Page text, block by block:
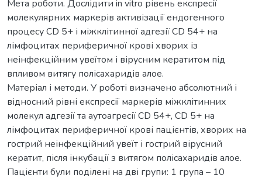
Мета роботи. Дослідити in vitro рівень експресії
молекулярних маркерів активізації ендогенного
процесу CD 5+ і міжклітинної адгезії CD 54+ на
лімфоцитах периферичної крові хворих із
неінфекційним увеїтом і вірусним кератитом під
впливом витягу полісахаридів алое.
Матеріал і методи. У роботі визначено абсолютний і
відносний рівні експресії маркерів міжклітинних
молекул адгезії та аутоагресії CD 54+, CD 5+ на
лімфоцитах периферичної крові пацієнтів, хворих на
гострий неінфекційний увеїт і гострий вірусний
кератит, після інкубації з витягом полісахаридів алое.
Пацієнти були поділені на дві групи: 1 група – 10